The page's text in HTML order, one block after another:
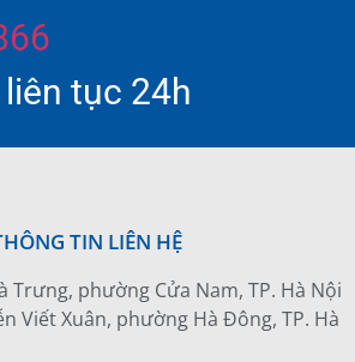
tục 24h
TIN LIÊN HỆ
Trưng, phường Cửa Nam, TP. Hà Nội
Viết Xuân, phường Hà Đông, TP. Hà